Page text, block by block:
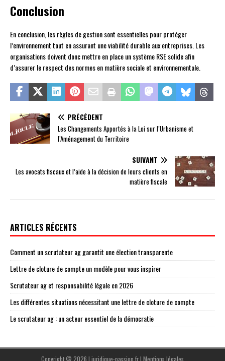
Conclusion
En conclusion, les règles de gestion sont essentielles pour protéger
l’environnement tout en assurant une viabilité durable aux entreprises. Les
organisations doivent donc mettre en place un système RSE solide afin
d’assurer le respect des normes en matière sociale et environnementale.
PRÉCÉDENT
Les Changements Apportés à la Loi sur l’Urbanisme et
l’Aménagement du Territoire
SUIVANT
Les avocats fiscaux et l’aide à la décision de leurs clients en
matière fiscale
ARTICLES RÉCENTS
Comment un scrutateur ag garantit une élection transparente
Lettre de cloture de compte un modèle pour vous inspirer
Scrutateur ag et responsabilité légale en 2026
Les différentes situations nécessitant une lettre de cloture de compte
Le scrutateur ag : un acteur essentiel de la démocratie
Copyright © 2026 | juridique-passion.fr| Mentions légales